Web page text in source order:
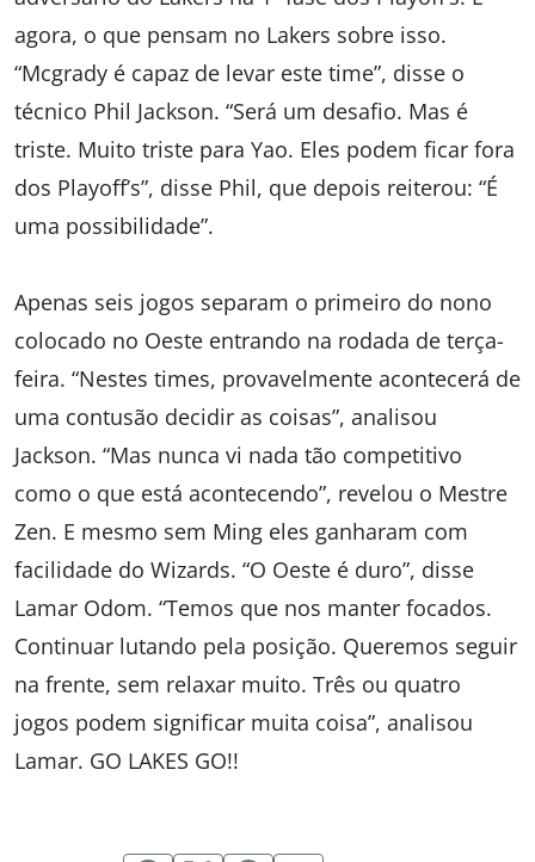
agora, o que pensam no Lakers sobre isso.
“Mcgrady é capaz de levar este time”, disse o
técnico Phil Jackson. “Será um desafio. Mas é
triste. Muito triste para Yao. Eles podem ficar fora
dos Playoff’s”, disse Phil, que depois reiterou: “É
uma possibilidade”.
Apenas seis jogos separam o primeiro do nono
colocado no Oeste entrando na rodada de terça-
feira. “Nestes times, provavelmente acontecerá de
uma contusão decidir as coisas”, analisou
Jackson. “Mas nunca vi nada tão competitivo
como o que está acontecendo”, revelou o Mestre
Zen. E mesmo sem Ming eles ganharam com
facilidade do Wizards. “O Oeste é duro”, disse
Lamar Odom. “Temos que nos manter focados.
Continuar lutando pela posição. Queremos seguir
na frente, sem relaxar muito. Três ou quatro
jogos podem significar muita coisa”, analisou
Lamar. GO LAKES GO!!